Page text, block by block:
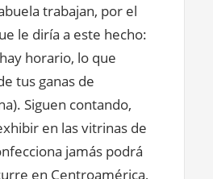
trabajan, por el
le diría a este hecho:
horario, lo que
tus ganas de
Siguen contando,
en las vitrinas de
jamás podrá
en Centroamérica,